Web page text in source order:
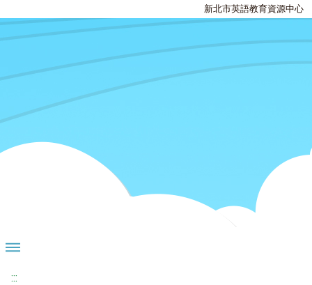
新北市英語教育資源中心
:::